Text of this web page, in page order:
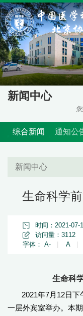
新闻中心
综合新闻 通知公
新闻中心
生命科学
时间：2021-07-
访问量： 3112
字体： A- A
生命科
2021年7月12日
一层外宾室举办。本